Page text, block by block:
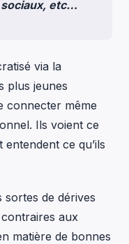
sociaux, etc…
via la
plus jeunes
connecter même
Ils voient ce
ce qu’ils
sortes de dérives
aux
matière de bonnes